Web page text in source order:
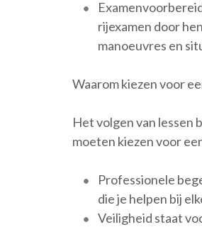
rijexamen door
manoeuvres en
Waarom kiezen voor
Het volgen van lessen
moeten kiezen voor
Professionele
die je helpen bij
Veiligheid staat